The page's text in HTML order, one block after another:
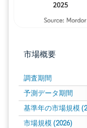
市場概要
調査期間
予測データ期間
基準年の市場規模
市場規模 (2026)